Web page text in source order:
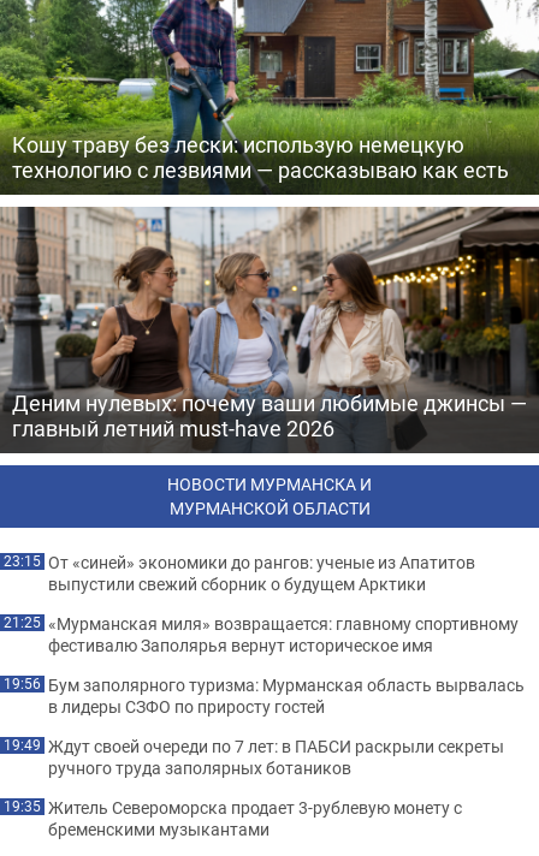
Кошу траву без лески: использую немецкую
технологию с лезвиями — рассказываю как есть
Деним нулевых: почему ваши любимые джинсы —
главный летний must-have 2026
НОВОСТИ МУРМАНСКА И
МУРМАНСКОЙ ОБЛАСТИ
23:15 От «синей» экономики до рангов: ученые из Апатитов
выпустили свежий сборник о будущем Арктики
21:25 «Мурманская миля» возвращается: главному спортивному
фестивалю Заполярья вернут историческое имя
19:56 Бум заполярного туризма: Мурманская область вырвалась
в лидеры СЗФО по приросту гостей
19:49 Ждут своей очереди по 7 лет: в ПАБСИ раскрыли секреты
ручного труда заполярных ботаников
19:35 Житель Североморска продает 3-рублевую монету с
бременскими музыкантами